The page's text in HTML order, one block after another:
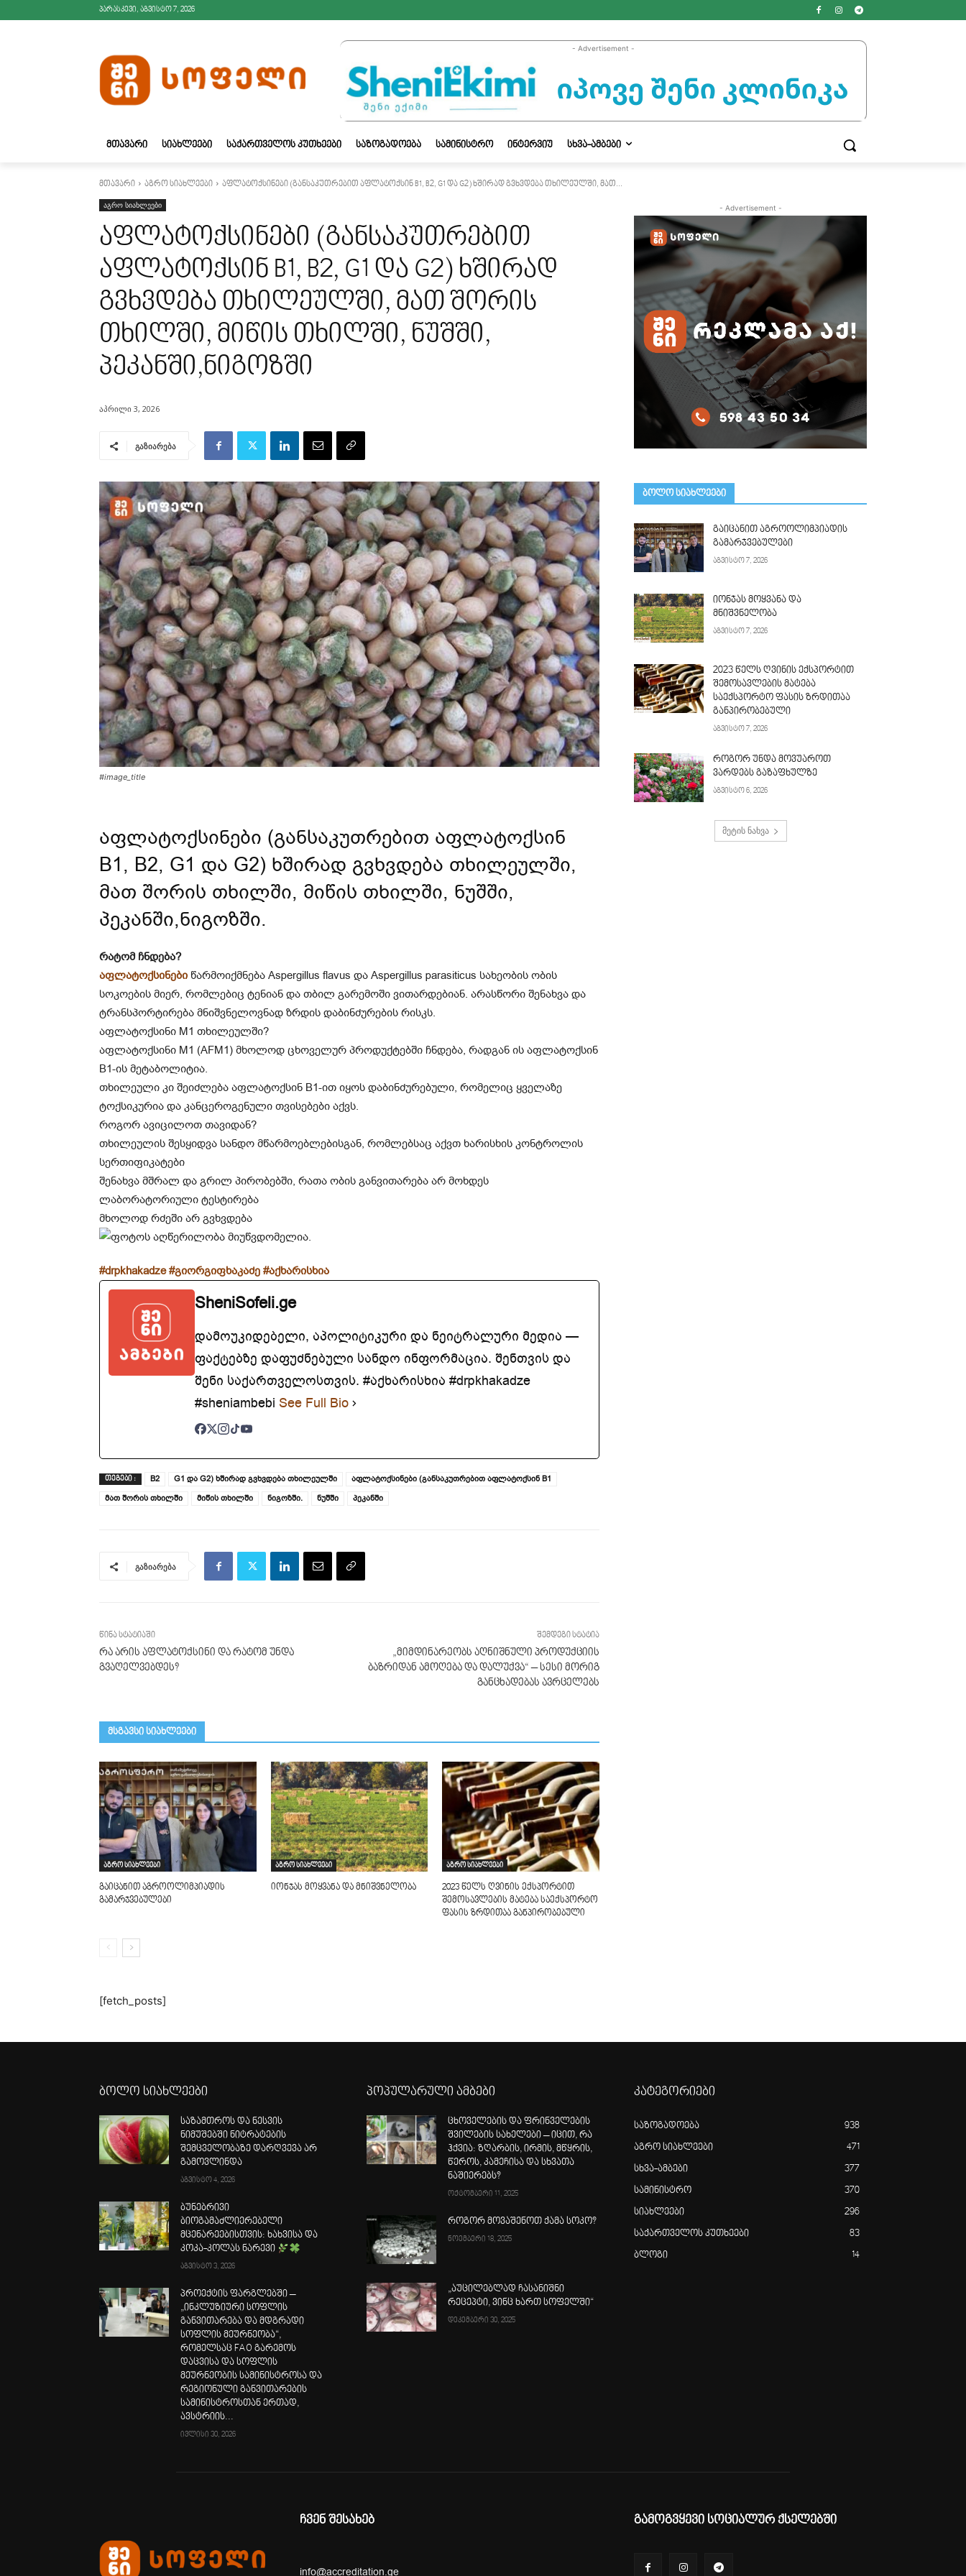
პარასკევი, აგვისტო 7, 2026
- Advertisement -
ᲛᲗᲐᲕᲐᲠᲘ ᲡᲘᲐᲮᲚᲔᲔᲑᲘ ᲡᲐᲥᲐᲠᲗᲕᲔᲚᲝᲡ ᲙᲣᲗᲮᲔᲔᲑᲘ ᲡᲐᲖᲝᲒᲐᲓᲝᲔᲑᲐ ᲡᲐᲛᲘᲜᲘᲡᲢᲠᲝ ᲘᲜᲢᲔᲠᲕᲘᲣ ᲡᲮᲕᲐ-ᲐᲛᲑᲔᲑᲘ
მთავარი აგრო სიახლეები აფლატოქსინები (განსაკუთრებით აფლატოქსინ B1, B2, G1 და G2) ხშირად გვხვდება თხილეულში, მათ...
აგრო სიახლეები
აფლატოქსინები (განსაკუთრებით
აფლატოქსინ B1, B2, G1 და G2) ხშირად
გვხვდება თხილეულში, მათ შორის
თხილში, მიწის თხილში, ნუშში,
პეკანში,ნიგოზში
აპრილი 3, 2026
გაზიარება
#image_title
აფლატოქსინები (განსაკუთრებით აფლატოქსინ
B1, B2, G1 და G2) ხშირად გვხვდება თხილეულში,
მათ შორის თხილში, მიწის თხილში, ნუშში,
პეკანში,ნიგოზში.
რატომ ჩნდება?
აფლატოქსინები წარმოიქმნება Aspergillus flavus და Aspergillus parasiticus სახეობის ობის
სოკოების მიერ, რომლებიც ტენიან და თბილ გარემოში ვითარდებიან. არასწორი შენახვა და
ტრანსპორტირება მნიშვნელოვნად ზრდის დაბინძურების რისკს.
აფლატოქსინი M1 თხილეულში?
აფლატოქსინი M1 (AFM1) მხოლოდ ცხოველურ პროდუქტებში ჩნდება, რადგან ის აფლატოქსინ
B1-ის მეტაბოლიტია.
თხილეული კი შეიძლება აფლატოქსინ B1-ით იყოს დაბინძურებული, რომელიც ყველაზე
ტოქსიკურია და კანცეროგენული თვისებები აქვს.
როგორ ავიცილოთ თავიდან?
თხილეულის შესყიდვა სანდო მწარმოებლებისგან, რომლებსაც აქვთ ხარისხის კონტროლის
სერთიფიკატები
შენახვა მშრალ და გრილ პირობებში, რათა ობის განვითარება არ მოხდეს
ლაბორატორიული ტესტირება
მხოლოდ რძეში არ გვხვდება
#drpkhakadze #გიორგიფხაკაძე #აქხარისხია
SheniSofeli.ge
დამოუკიდებელი, აპოლიტიკური და ნეიტრალური მედია —
ფაქტებზე დაფუძნებული სანდო ინფორმაცია. შენთვის და
შენი საქართველოსთვის. #აქხარისხია #drpkhakadze
#sheniambebi See Full Bio
ᲗᲔᲒᲔᲑᲘ : B2 G1 და G2) ხშირად გვხვდება თხილეულში
აფლატოქსინები (განსაკუთრებით აფლატოქსინ B1
მათ შორის თხილში
მიწის თხილში ნიგოზში. ნუშში პეკანში
გაზიარება
წინა სტატიაში
რა არის აფლატოქსინი და რატომ უნდა
გვაღელვებდეს?
შემდეგი სტატია
„მიმდინარეობს აღნიშნული პროდუქციის
ბაზრიდან ამოღება და დალუქვა“ – სესი მორიგ
განცხადებას ავრცელებს
მსგავსი სიახლეები
აგრო სიახლეები
გაიცანით აგროოლიმპიადის
გამარჯვებულები
აგრო სიახლეები
იონჯას მოყვანა და მნიშვნელობა
აგრო სიახლეები
2023 წელს ღვინის ექსპორტით
შემოსავლების მატება საექსპორტო
ფასის ზრდითაა განპირობებული
[fetch_posts]
- Advertisement -
ᲑᲝᲚᲝ ᲡᲘᲐᲮᲚᲔᲔᲑᲘ
გაიცანით აგროოლიმპიადის
გამარჯვებულები
აგვისტო 7, 2026
იონჯას მოყვანა და
მნიშვნელობა
აგვისტო 7, 2026
2023 წელს ღვინის ექსპორტით
შემოსავლების მატება
საექსპორტო ფასის ზრდითაა
განპირობებული
აგვისტო 7, 2026
როგორ უნდა მოვუაროთ
ვარდებს გაზაფხულზე
აგვისტო 6, 2026
მეტის ნახვა
ბოლო სიახლეები
საზამთროს და ნესვის
ნიმუშებში ნიტრატების
შემცველობაზე დარღვევა არ
გამოვლინდა
აგვისტო 4, 2026
ბუნებრივი
ბიოგამაძლიერებელი
მცენარეებისთვის: ხახვისა და
კოკა-კოლას ნარევი
აგვისტო 3, 2026
პროექტის ფარგლებში –
„ინკლუზიური სოფლის
განვითარება და მდგრადი
სოფლის მეურნეობა“,
რომელსაც FAO გარემოს
დაცვისა და სოფლის
მეურნეობის სამინისტროსა და
რეგიონული განვითარების
სამინისტროსთან ერთად,
ავსტრიის...
ივლისი 30, 2026
პოპულარული ამბები
ცხოველების და ფრინველების
შვილების სახელები – იცით, რა
ჰქვია: ზღარბის, ირმის, მწყრის,
წეროს, კამეჩისა და სხვათა
ნაშიერებს?
ოქტომბერი 11, 2025
როგორ მოვაშენოთ ქამა სოკო?
ნოემბერი 18, 2025
„აუცილებლად ჩასანიშნი
რეცეპტი, ვინც ხართ სოფელში“
დეკემბერი 30, 2025
კატეგორიები
საზოგადოება 938
აგრო სიახლეები 471
სხვა-ამბები 377
სამინისტრო 370
სიახლეები 296
საქართველოს კუთხეები 83
ბლოგი 14
ჩვენ შესახებ
info@accreditation.ge
გამოგვყევი სოციალურ ქსელებში